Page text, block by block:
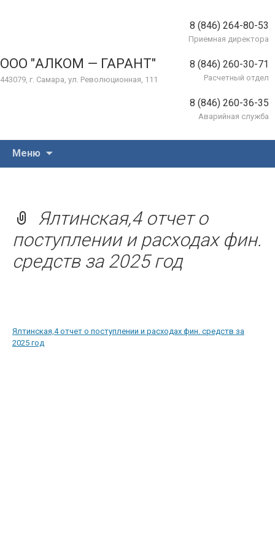
ООО "АЛКОМ — ГАРАНТ"
443079, г. Самара, ул. Революционная, 111
8 (846) 264-80-53
Приемная директора
8 (846) 260-30-71
Расчетный отдел
8 (846) 260-36-35
Аварийная служба
Меню
Ялтинская,4 отчет о
поступлении и расходах фин.
средств за 2025 год
Ялтинская,4 отчет о поступлении и расходах фин. средств за
2025 год